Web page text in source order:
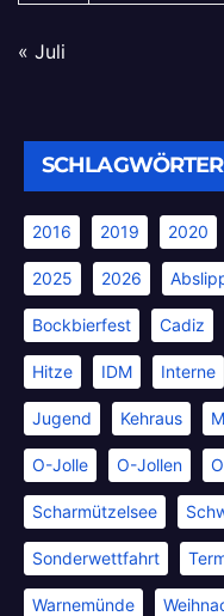
« Juli
SCHLAGWÖRTER
2016 2019 2020
2025 2026
Bockbierfest Cadiz
Hitze IDM Interne
Jugend Kehraus
O-Jolle O-Jollen
Scharmützelsee
Sonderwettfahrt
Warnemünde